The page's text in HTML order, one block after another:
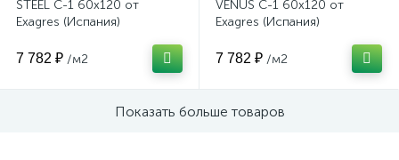
STEEL C-1 60x120 от
Exagres (Испания)
7 782 ₽ /м2
VENUS C-1 60x120 от
Exagres (Испания)
7 782 ₽ /м2
Показать больше товаров